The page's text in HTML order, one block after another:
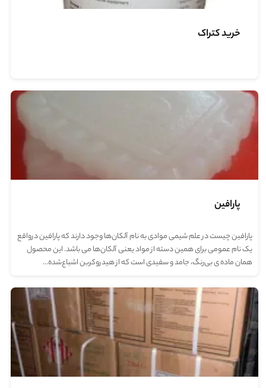
خرید کتراک
پارافین
پارافین چیست در علم شیمی موادی به نام آلکان‌ها وجود دارند که پارافین درواقع
یک نام عمومی برای همین دسته از مواد یعنی آلکان‌ها می باشد. این محصول
همان ماده‌ ی بی‌رنگ، جامد و سفیدی است که از هیدروکربن اشباع‌شده…